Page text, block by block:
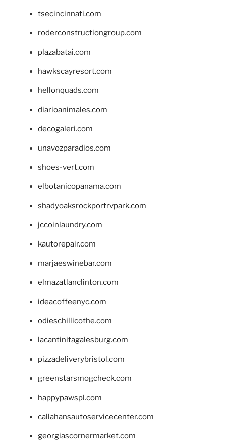
tsecincinnati.com
roderconstructiongroup.com
plazabatai.com
hawkscayresort.com
hellonquads.com
diarioanimales.com
decogaleri.com
unavozparadios.com
shoes-vert.com
elbotanicopanama.com
shadyoaksrockportrvpark.com
jccoinlaundry.com
kautorepair.com
marjaeswinebar.com
elmazatlanclinton.com
ideacoffeenyc.com
odieschillicothe.com
lacantinitagalesburg.com
pizzadeliverybristol.com
greenstarsmogcheck.com
happypawspl.com
callahansautoservicecenter.com
georgiascornermarket.com